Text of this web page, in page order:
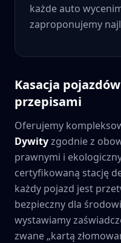
każde auto
zaproponujemy
Kasacja pojazdów
przepisami
Oferujemy
Dywityzgodnie z
prawnymi i
certyfikowaną stację
każdy pojazd jest
bezpieczny dla
wystawiamy
zwane „kartą